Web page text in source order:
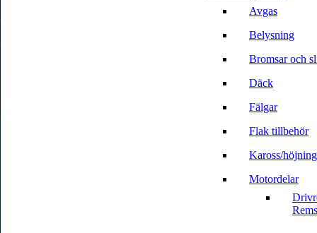
Avgas
Belysning
Bromsar och
Däck
Fälgar
Flak tillbehör
Kaross/höjning
Motordelar